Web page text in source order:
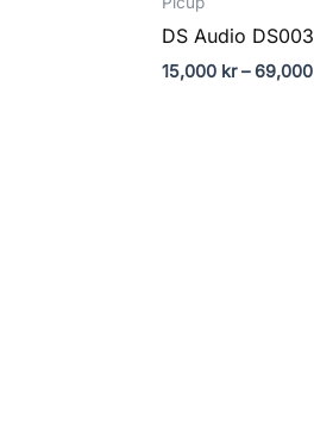
DS Audio DS003
15,000 kr – 69,000